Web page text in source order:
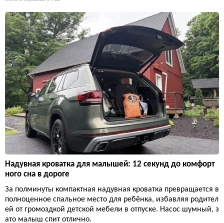
Надувная кроватка для малышей: 12 секунд до комфорт
ного сна в дороге
За полминуты компактная надувная кроватка превращается в
полноценное спальное место для ребёнка, избавляя родител
ей от громоздкой детской мебели в отпуске. Насос шумный, з
ато малыш спит отлично.